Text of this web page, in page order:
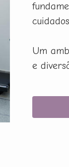
Um
e